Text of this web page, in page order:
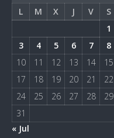
L
M X J V S
1
3
4 5 6 7 8
10
11 12 13 14 15
17
18 19 20 21 22
24
25 26 27 28 29
31
« Jul